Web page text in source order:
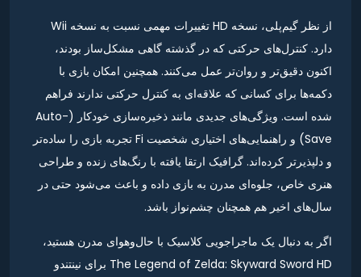
از نظر گیم‌پلی، نسخه HD تغییرات مهمی نسبت به نسخه Wii
دارد. کنترل‌های حرکتی که در گذشته گاهی مشکل‌ساز بودند،
اکنون دقیق‌تر و روان‌تر عمل می‌کنند. همچنین امکان بازی با
دکمه‌ها برای کسانی که علاقه‌ای به کنترل حرکتی ندارند فراهم
شده است. ویژگی‌های جدیدی مانند ذخیره‌سازی خودکار (Auto-
Save) و راهنمایی‌های اختیاری شخصیت Fi تجربه بازی را ساده‌تر
و دلپذیرتر کرده‌اند. گرافیک ارتقا یافته با رنگ‌های زنده و طراحی
هنری خاص، جلوه‌ای مدرن به بازی داده و باعث می‌شود حتی در
سال‌های اخیر هم همچنان چشم‌نواز باشد.
اگر به دنبال یک ماجراجویی کلاسیک با حال‌وهوای مدرن هستید،
The Legend of Zelda: Skyward Sword HD برای نینتندو